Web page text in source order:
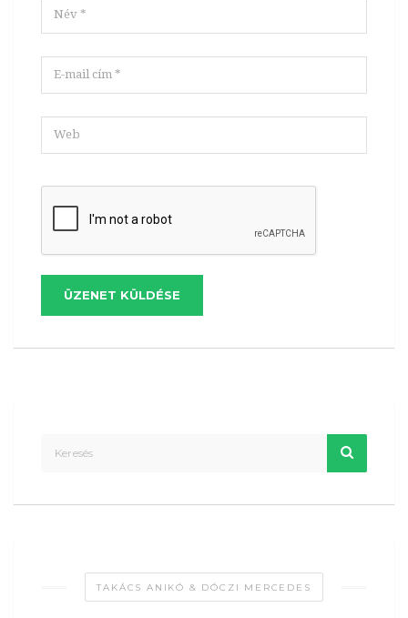
ÜZENET KÜLDÉSE
TAKÁCS ANIKÓ & DÓCZI MERCEDES